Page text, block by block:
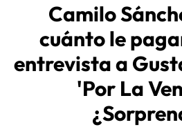
Camilo
cuánto le
entrevista a
'Por La